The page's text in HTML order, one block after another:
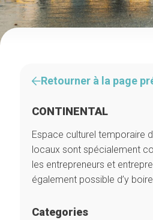
Retourner à la page
CONTINENTAL
Espace culturel temporaire
locaux sont spécialement
les entrepreneurs et
également possible d’y
Categories